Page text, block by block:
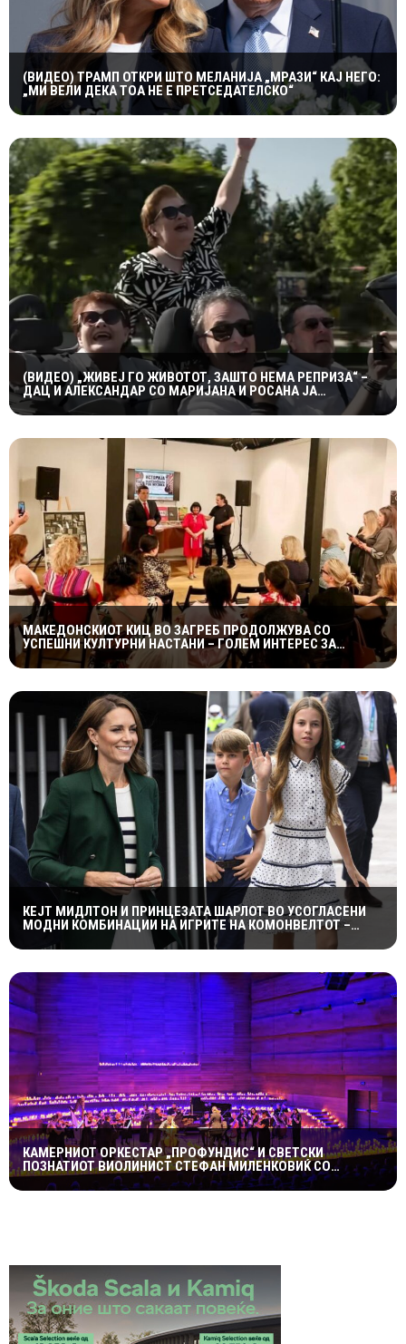
(ВИДЕО) ТРАМП ОТКРИ ШТО МЕЛАНИЈА „МРАЗИ“ КАЈ НЕГО:
„МИ ВЕЛИ ДЕКА ТОА НЕ Е ПРЕТСЕДАТЕЛСКО“
(ВИДЕО) „ЖИВЕЈ ГО ЖИВОТОТ, ЗАШТО НЕМА РЕПРИЗА“ –
ДАЦ И АЛЕКСАНДАР СО МАРИЈАНА И РОСАНА ЈА
ПРЕТСТАВИЈА „ЗАСЕКОГАШ МЛАДИ“
МАКЕДОНСКИОТ КИЦ ВО ЗАГРЕБ ПРОДОЛЖУВА СО
УСПЕШНИ КУЛТУРНИ НАСТАНИ – ГОЛЕМ ИНТЕРЕС ЗА
„ИСТОРИЈА НА МАКЕДОНСКАТА РОК МУЗИКА“
КЕЈТ МИДЛТОН И ПРИНЦЕЗАТА ШАРЛОТ ВО УСОГЛАСЕНИ
МОДНИ КОМБИНАЦИИ НА ИГРИТЕ НА КОМОНВЕЛТОТ –
КРАЛСКОТО СЕМЕЈСТВО ГО ПРИВЛЕЧЕ ЦЕЛОТО ВНИМАНИЕ
КАМЕРНИОТ ОРКЕСТАР „ПРОФУНДИС“ И СВЕТСКИ
ПОЗНАТИОТ ВИОЛИНИСТ СТЕФАН МИЛЕНКОВИЌ СО
СПЕКТАКУЛАРЕН „CANDLELIGHT“ КОНЦЕРТ НА „ОХРИДСКО
ЛЕТО“